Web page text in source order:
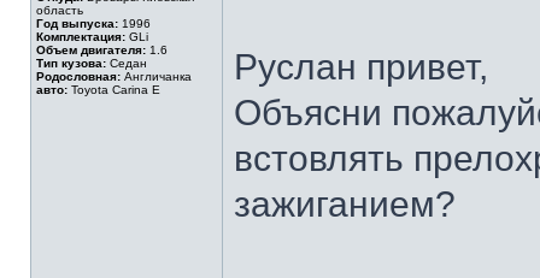
область
Год выпуска: 1996
Комплектация: GLi
Объем двигателя: 1.6
Тип кузова: Седан
Родословная: Англичанка
авто: Toyota Carina E
Руслан привет,
Объясни
встовлять
зажиганием?